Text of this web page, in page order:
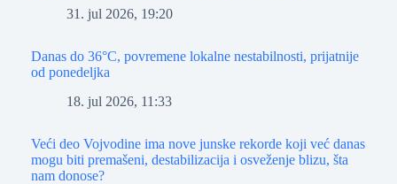
31. jul 2026, 19:20
Danas do 36°C, povremene lokalne nestabilnosti, prijatnije
od ponedeljka
18. jul 2026, 11:33
Veći deo Vojvodine ima nove junske rekorde koji već danas
mogu biti premašeni, destabilizacija i osveženje blizu, šta
nam donose?